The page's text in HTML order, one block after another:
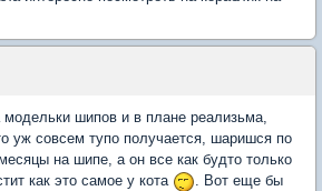
модельки шипов и в плане реализьма,
уж совсем тупо получается, шаришся по
на шипе, а он все как будто только
как это самое у кота
. Вот еще бы